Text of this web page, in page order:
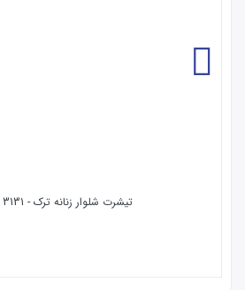
تیشرت شلوار زنانه ترک - Berland 3131